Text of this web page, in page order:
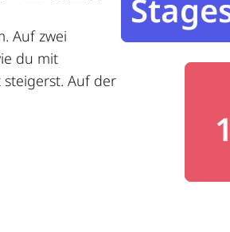
Auf zwei
du mit
Auf der